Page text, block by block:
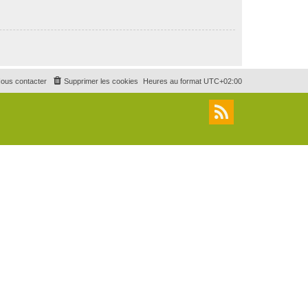
Heures au format UTC+02:00
Supprimer les cookies
contacter